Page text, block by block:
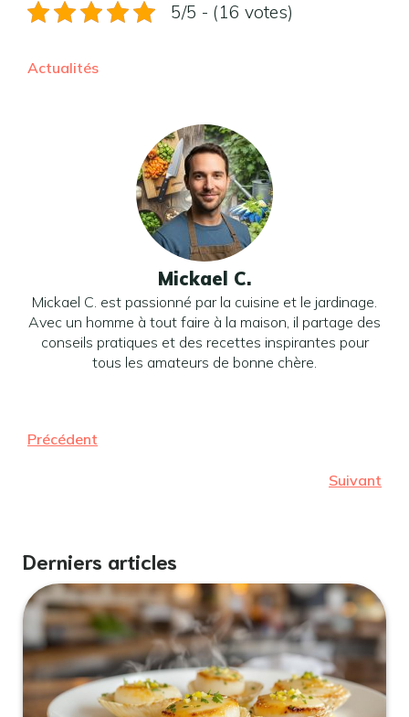
5/5 - (16 votes)
Actualités
Mickael C.
Mickael C. est passionné par la cuisine et le jardinage.
Avec un homme à tout faire à la maison, il partage des
conseils pratiques et des recettes inspirantes pour
tous les amateurs de bonne chère.
Précédent
Suivant
Derniers articles